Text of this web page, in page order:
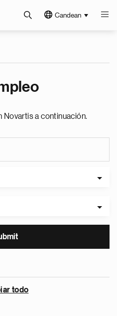
Candean
Novartis a continuación.
todo